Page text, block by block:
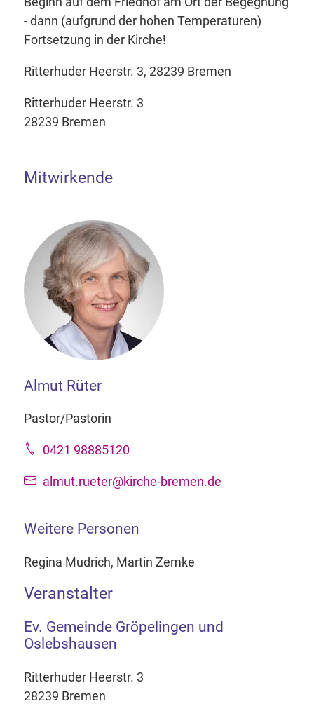
- dann (aufgrund der hohen Temperaturen)
Fortsetzung in der Kirche!
Ritterhuder Heerstr. 3, 28239 Bremen
Ritterhuder Heerstr. 3
28239 Bremen
Mitwirkende
Almut Rüter
Pastor/Pastorin
0421 98885120
almut.rueter@kirche-bremen.de
Weitere Personen
Regina Mudrich, Martin Zemke
Veranstalter
Ev. Gemeinde Gröpelingen und
Oslebshausen
Ritterhuder Heerstr. 3
28239 Bremen